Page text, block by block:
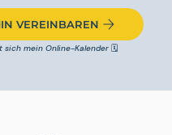
VEREINBAREN
sich mein Online-Kalender 🗓️